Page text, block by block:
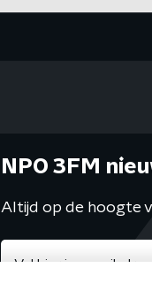
NPO 3FM
Altijd op de hoogte